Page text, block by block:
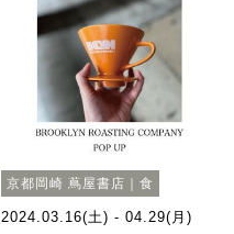
京都岡崎 蔦屋書店｜食
2024.03.16(土) - 04.29(月)